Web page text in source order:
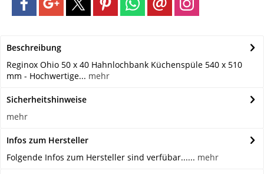
Beschreibung
Reginox Ohio 50 x 40 Hahnlochbank Küchenspüle 540 x 510
mm - Hochwertige... mehr
Sicherheitshinweise
mehr
Infos zum Hersteller
Folgende Infos zum Hersteller sind verfübar...... mehr